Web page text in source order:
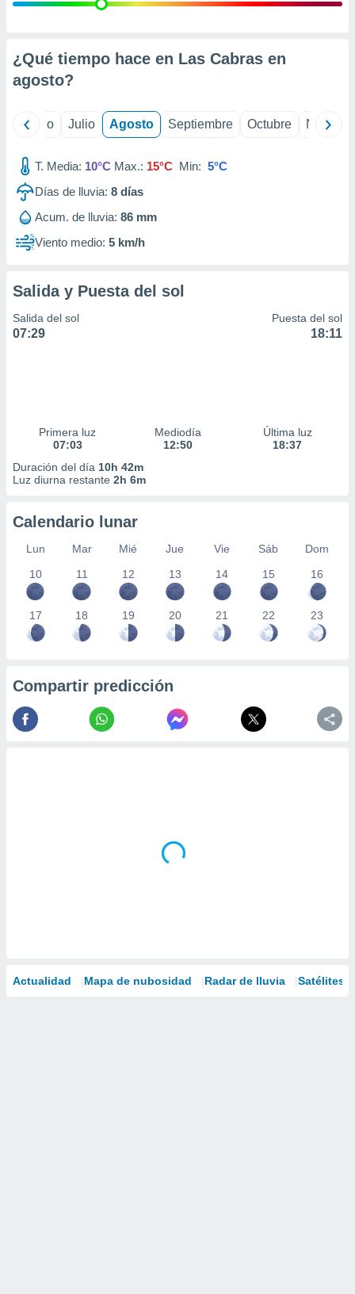
e
mediante
publicidad
de
1199
¿Qué tiempo hace en Las Cabras en
agosto?
Junio Julio Agosto Septiembre Octubre
T. Media: 10°C Max.: 15°C Min: 5°C
Días de lluvia: 8 días
Acum. de lluvia: 86 mm
Viento medio: 5 km/h
Salida y Puesta del sol
Salida del sol
07:29
Puesta del sol
18:11
Primera luz
07:03
Mediodía
12:50
Última luz
18:37
Duración del día 10h 42m
Luz diurna restante 2h 6m
Calendario lunar
Lun Mar Mié Jue Vie Sáb
Dom
10
11 12 13 14 15 16
17 18 19 20 21 22 23
Compartir predicción
Actualidad Mapa de nubosidad Radar de lluvia Satélites